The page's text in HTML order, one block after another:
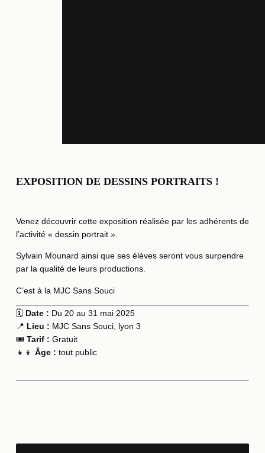
EXPOSITION DE DESSINS PORTRAITS !
Venez découvrir cette exposition réalisée par les adhérents de
l’activité « dessin portrait ».
Sylvain Mounard ainsi que ses élèves seront vous surpendre
par la qualité de leurs productions.
C’est à la MJC Sans Souci
🗓️ Date : Du 20 au 31 mai 2025
📍 Lieu : MJC Sans Souci, lyon 3
🎟️ Tarif : Gratuit
👧👦 Âge : tout public